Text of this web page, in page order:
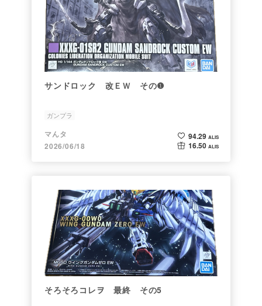
サンドロック 改ＥＷ その❶
ガンプラ
マんタ
2026/06/18
94.29 ALIS
16.50 ALIS
そろそろコレヲ 最終 その5